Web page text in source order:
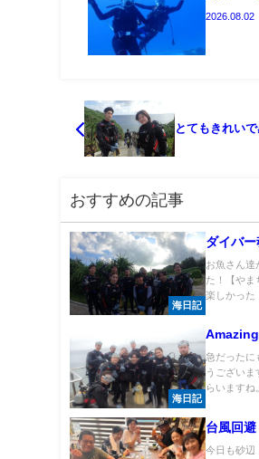
2026.08.02
とてもきれいで
おすすめの記事
海日記
ダイバー
お魚さん達
た！【やま
楽しかった
海日記
急だったに
うございま
らいますね
台風回避
今日も砂辺